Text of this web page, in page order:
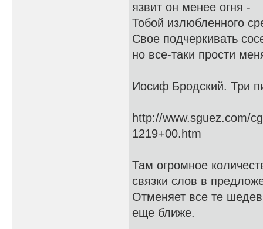
язвит он менее огня -
Тобой излюбленного
Свое подчеркивать
но все-таки прости
Иосиф Бродский. Три
http://www.sguez.com/
1219+00.htm
Там огромное
связки слов в
Отменяет все те
еще ближе.